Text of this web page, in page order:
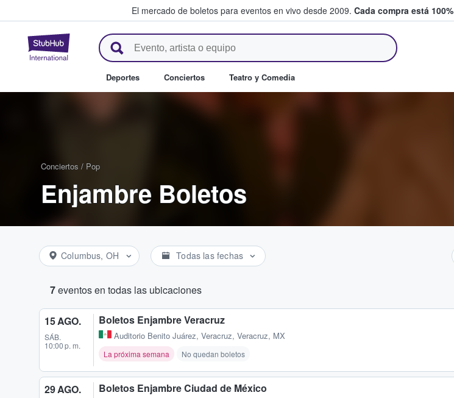
El mercado de boletos para eventos en vivo desde 2009. Cada compra está
StubHub: donde los fans compran y venden boletos
Deportes Conciertos Teatro y Comedia
Conciertos / Pop
Enjambre Boletos
Columbus, OH Todas las fechas
7eventos en todas las ubicaciones
15 AGO.
SÁB.
10:00 p. m.
Boletos Enjambre Veracruz
Auditorio Benito Juárez, Veracruz, Veracruz, MX
La próxima semana No quedan boletos
29 AGO. Boletos Enjambre Ciudad de México